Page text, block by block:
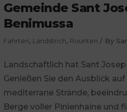
Gemeinde Sant
Benimussa
Fahrten, Landstrich, Rounten By
Landschaftlich hat Sant
Genießen Sie den Ausblick
mediterrane Strände,
Berge voller Pinienhaine und